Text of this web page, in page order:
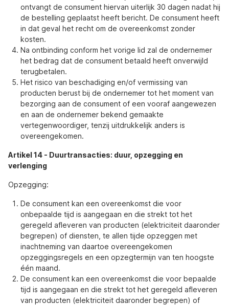
ontvangt de consument hiervan uiterlijk 30 dagen nadat hij
de bestelling geplaatst heeft bericht. De consument heeft
in dat geval het recht om de overeenkomst zonder
kosten.
Na ontbinding conform het vorige lid zal de ondernemer
het bedrag dat de consument betaald heeft onverwijld
terugbetalen.
Het risico van beschadiging en/of vermissing van
producten berust bij de ondernemer tot het moment van
bezorging aan de consument of een vooraf aangewezen
en aan de ondernemer bekend gemaakte
vertegenwoordiger, tenzij uitdrukkelijk anders is
overeengekomen.
Artikel 14 - Duurtransacties: duur, opzegging en
verlenging
Opzegging:
De consument kan een overeenkomst die voor
onbepaalde tijd is aangegaan en die strekt tot het
geregeld afleveren van producten (elektriciteit daaronder
begrepen) of diensten, te allen tijde opzeggen met
inachtneming van daartoe overeengekomen
opzeggingsregels en een opzegtermijn van ten hoogste
één maand.
De consument kan een overeenkomst die voor bepaalde
tijd is aangegaan en die strekt tot het geregeld afleveren
van producten (elektriciteit daaronder begrepen) of